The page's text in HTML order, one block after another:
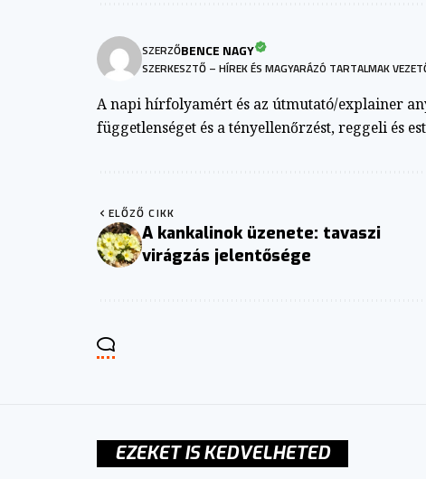
SZERZŐBENCE NAGY
SZERKESZTŐ – HÍREK ÉS MAGYARÁZÓ TARTALMAK
A napi hírfolyamért és az útmutató/explainer
függetlenséget és a tényellenőrzést, reggeli és
ELŐZŐ CIKK
A kankalinok üzenete: tavaszi
virágzás jelentősége
EZEKET IS KEDVELHETED